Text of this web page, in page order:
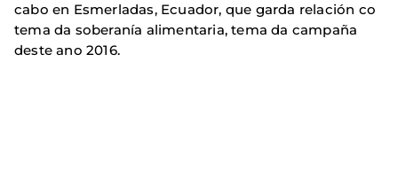
cabo en Esmerladas, Ecuador, que garda relación co
tema da soberanía alimentaria, tema da campaña
deste ano 2016.